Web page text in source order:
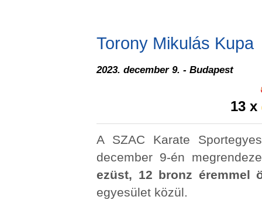
Torony Mikulás Kupa
2023. december 9. - Budapest
13 x
A SZAC Karate
december 9-én
ezüst, 12 bronz éremmel
egyesület közül.